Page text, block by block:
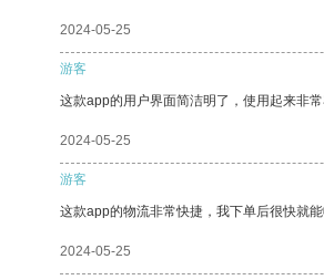
2024-05-25
游客
这款app的用户界面简洁明了，使用起来非
2024-05-25
游客
这款app的物流非常快捷，我下单后很快就能
2024-05-25